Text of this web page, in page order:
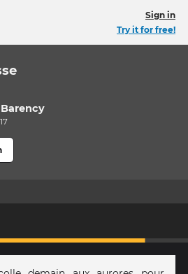
Sign in
Try it for free!
Barency